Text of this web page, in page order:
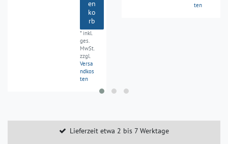
en
ko
rb
* inkl.
ges.
MwSt.
zzgl.
Versa
ndkos
ten
ten
Lieferzeit etwa 2 bis 7 Werktage